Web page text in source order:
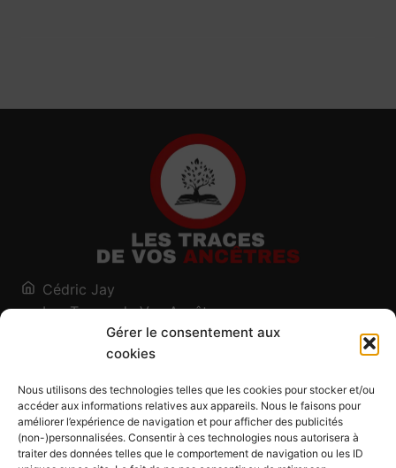
Gérer le consentement aux
cookies
Nous utilisons des technologies telles que les cookies pour stocker et/ou
accéder aux informations relatives aux appareils. Nous le faisons pour
améliorer l’expérience de navigation et pour afficher des publicités
(non-)personnalisées. Consentir à ces technologies nous autorisera à
traiter des données telles que le comportement de navigation ou les ID
Cédric Jay
Les Traces de Vos Ancêtres
120, chemin des Salines
73200 Albertville - Savoie
Blog
Outils généalogiques
Contact